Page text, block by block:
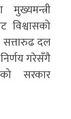
विश्वासको
दल
गरेसँगै
सरकार